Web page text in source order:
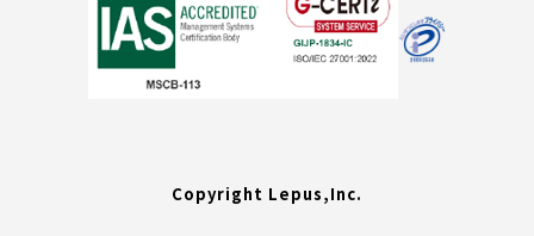
Copyright Lepus,Inc.